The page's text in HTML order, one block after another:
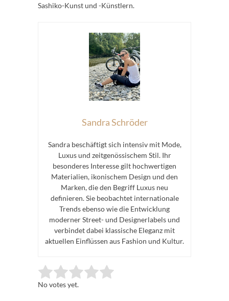
Sashiko-Kunst und -Künstlern.
Sandra Schröder
Sandra beschäftigt sich intensiv mit Mode,
Luxus und zeitgenössischem Stil. Ihr
besonderes Interesse gilt hochwertigen
Materialien, ikonischem Design und den
Marken, die den Begriff Luxus neu
definieren. Sie beobachtet internationale
Trends ebenso wie die Entwicklung
moderner Street- und Designerlabels und
verbindet dabei klassische Eleganz mit
aktuellen Einflüssen aus Fashion und Kultur.
Rate this item: Submit Rating
No votes yet.